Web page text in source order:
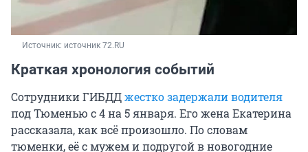
Источник: источник 72.RU
Краткая хронология событий
Сотрудники ГИБДДжестко задержали водителя
под Тюменью с 4 на 5 января. Его жена Екатерина
рассказала, как всё произошло. По словам
тюменки, её с мужем и подругой в новогодние